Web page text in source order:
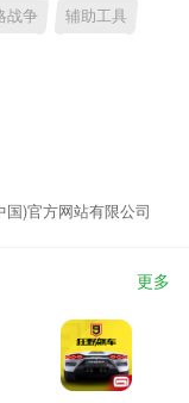
战争 辅助工具
)官方网站有限公司
更多